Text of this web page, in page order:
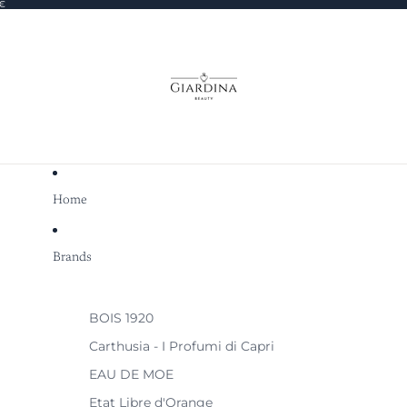
Home
Brands
BOIS 1920
Carthusia - I Profumi di Capri
EAU DE MOE
Etat Libre d'Orange